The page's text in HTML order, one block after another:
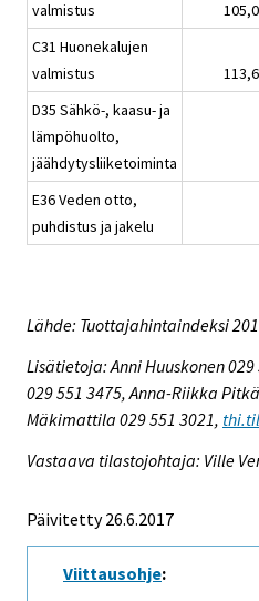
valmistus
105,0
C31 Huonekalujen
valmistus
113,6
D35 Sähkö-, kaasu- ja
lämpöhuolto,
jäähdytysliiketoiminta
E36 Veden otto,
puhdistus ja jakelu
Lähde: Tuottajahintaindeksi
Lisätietoja: Anni Huuskonen
029 551 3475, Anna-Riikka
Mäkimattila 029 551 3021,
Vastaava tilastojohtaja: Ville
Päivitetty 26.6.2017
Viittausohje: